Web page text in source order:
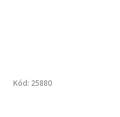
Kód: 25880